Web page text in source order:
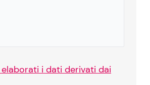
i dati derivati dai